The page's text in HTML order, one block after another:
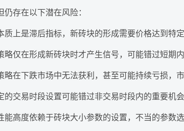
存在以下潜在风险：
质上是滞后指标，新砖块的形成需要价格达到特
略仅在形成新砖块时才产生信号，可能错过短期
略在下跌市场中无法获利，甚至可能持续亏损，
的交易时段设置可能错过非交易时段内的重要机
能高度依赖于砖块大小参数的设置，不当的参数